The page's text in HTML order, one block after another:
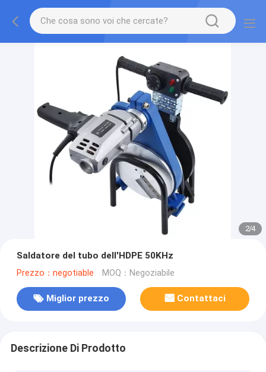
2/4
Saldatore del tubo dell'HDPE 50KHz
Prezzo：negotiable MOQ：Negoziabile
Miglior prezzo Contattaci
Descrizione Di Prodotto